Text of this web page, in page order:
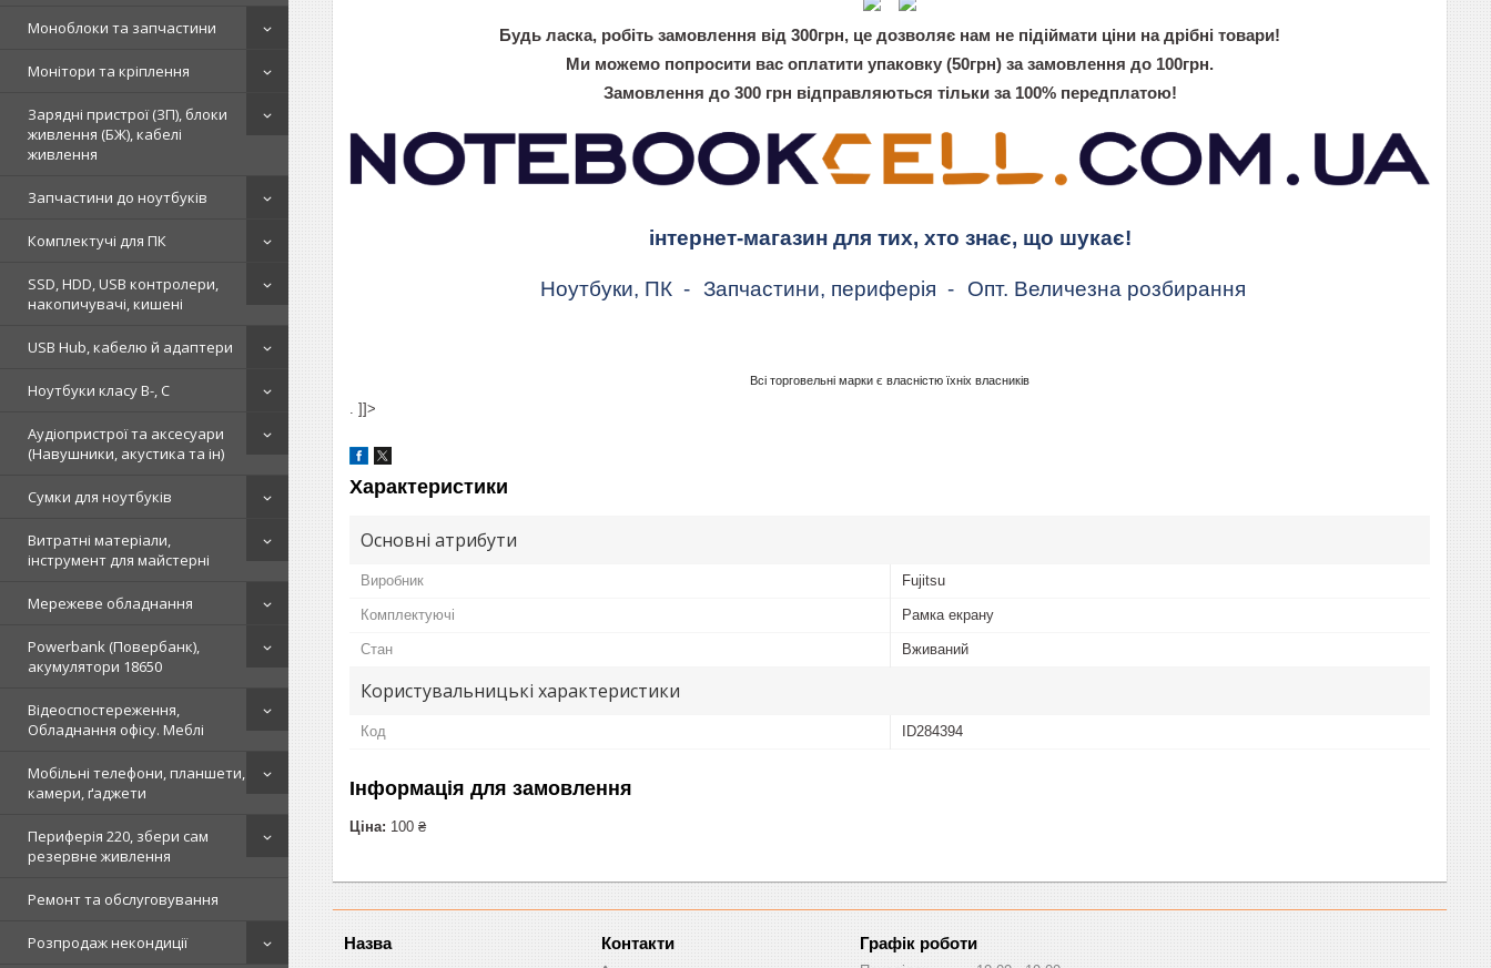
Моноблоки та запчастини
Монітори та кріплення
Зарядні пристрої (ЗП), блоки
живлення (БЖ), кабелі
живлення
Запчастини до ноутбуків
Комплектучі для ПК
SSD, HDD, USB контролери,
накопичувачі, кишені
USB Hub, кабелю й адаптери
Ноутбуки класу B-, C
Аудіопристрої та аксесуари
(Навушники, акустика та ін)
Сумки для ноутбуків
Витратні матеріали,
інструмент для майстерні
Мережеве обладнання
Powerbank (Повербанк),
акумулятори 18650
Відеоспостереження,
Обладнання офісу. Меблі
Мобільні телефони, планшети,
камери, ґаджети
Периферія 220, збери сам
резервне живлення
Ремонт та обслуговування
Розпродаж некондиції
Будь ласка, робіть замовлення від 300грн, це дозволяє нам не підіймати ціни на дрібні товари!
Ми можемо попросити вас оплатити упаковку (50грн) за замовлення до 100грн.
Замовлення до 300 грн відправляються тільки за 100% передплатою!
інтернет-магазин для тих, хто знає, що шукає!
Ноутбуки, ПК - Запчастини, периферія - Опт. Величезна розбирання
Всі торговельні марки є власністю їхніх власників
. ]]>
Характеристики
Основні атрибути
Виробник Fujitsu
Комплектуючі Рамка екрану
Стан Вживаний
Користувальницькі характеристики
Код ID284394
Інформація для замовлення
Ціна: 100 ₴
Графік роботи